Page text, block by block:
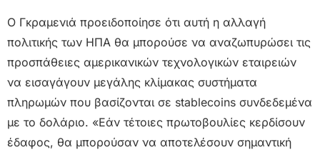
Ο Γκραμενιά προειδοποίησε ότι αυτή η αλλαγή
πολιτικής των ΗΠΑ θα μπορούσε να αναζωπυρώσει τις
προσπάθειες αμερικανικών τεχνολογικών εταιρειών
να εισαγάγουν μεγάλης κλίμακας συστήματα
πληρωμών που βασίζονται σε stablecoins συνδεδεμένα
με το δολάριο. «Εάν τέτοιες πρωτοβουλίες κερδίσουν
έδαφος, θα μπορούσαν να αποτελέσουν σημαντική